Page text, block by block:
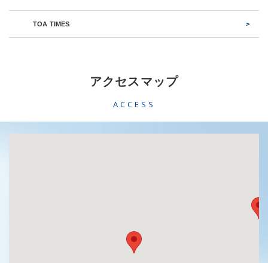
TOA TIMES
アクセスマップ
ACCESS